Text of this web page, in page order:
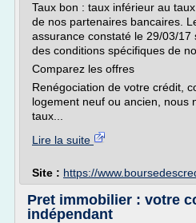
Taux bon : taux inférieur au
de nos partenaires bancaires.
assurance constaté le 29/03/
des conditions spécifiques de
Comparez les offres
Renégociation de votre crédit,
logement neuf ou ancien, nous
taux...
Lire la suite
Site : https://
Pret immobilier : votre
indépendant